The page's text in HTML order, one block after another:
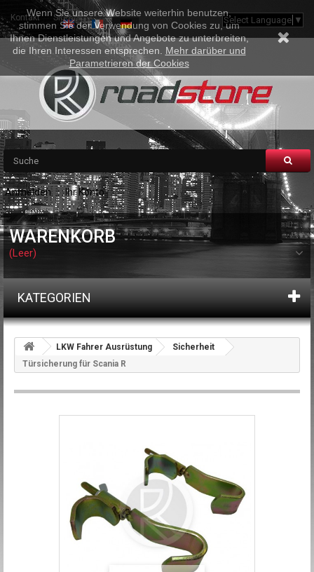
Kontakt Sitemap Select Language ▼
Anmelden Ihr Konto
WARENKORB
(Leer)
KATEGORIEN
LKW Fahrer Ausrüstung
Sicherheit
Türsicherung für Scania R
Wenn Sie unsere Website weiterhin benutzen,
stimmen Sie der Verwendung von Cookies zu, um
Ihnen Dienstleistungen und Angebote zu unterbreiten,
die Ihren Interessen entsprechen. Mehr darüber und
Parametrieren der Cookies